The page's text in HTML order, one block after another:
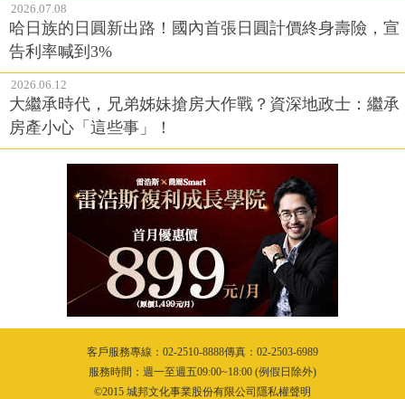
2026.07.08
哈日族的日圓新出路！國內首張日圓計價終身壽險，宣
告利率喊到3%
2026.06.12
大繼承時代，兄弟姊妹搶房大作戰？資深地政士：繼承
房產小心「這些事」！
客戶服務專線：02-2510-8888傳真：02-2503-6989
服務時間：週一至週五09:00~18:00 (例假日除外)
©2015 城邦文化事業股份有限公司隱私權聲明